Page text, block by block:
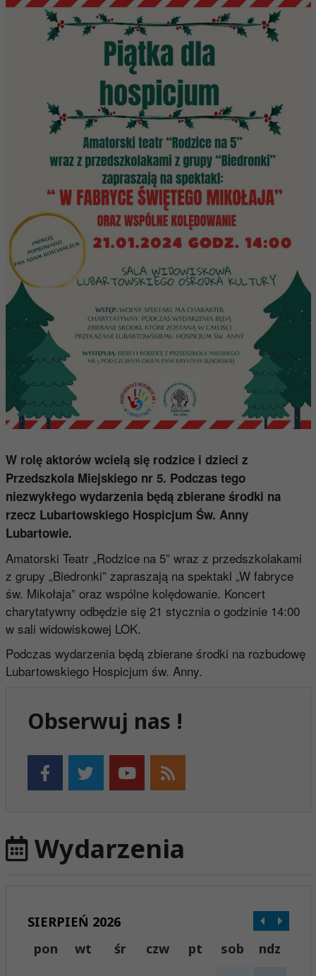
W rolę aktorów wcielą się rodzice i dzieci z
Przedszkola Miejskiego nr 5. Podczas tego
niezwykłego wydarzenia będą zbierane środki na
rzecz Lubartowskiego Hospicjum Św. Anny
Lubartowie.
Amatorski Teatr „Rodzice na 5” wraz z przedszkolakami
z grupy „Biedronki” zapraszają na spektakl „W fabryce
św. Mikołaja” oraz wspólne kolędowanie. Koncert
charytatywny odbędzie się 21 stycznia o godzinie 14:00
w sali widowiskowej LOK.
Podczas wydarzenia będą zbierane środki na rozbudowę
Lubartowskiego Hospicjum św. Anny.
Obserwuj nas !
Wydarzenia
SIERPIEŃ 2026
pon
wt śr czw pt sob ndz